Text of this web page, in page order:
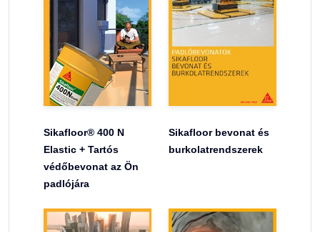
Sikafloor® 400 N
Elastic + Tartós
védőbevonat az Ön
padlójára
Sikafloor bevonat és
burkolatrendszerek